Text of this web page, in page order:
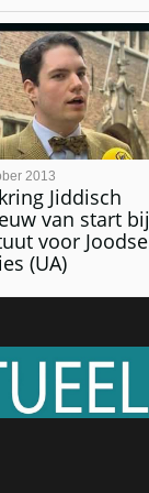
Jiddisch
van start bij
voor Joodse
(UA)
2013